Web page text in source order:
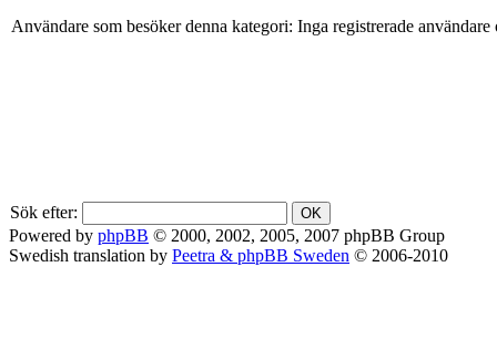
Användare som besöker denna kategori: Inga registrerade användare
Sök efter:
Powered by phpBB © 2000, 2002, 2005, 2007 phpBB Group
Swedish translation by Peetra & phpBB Sweden © 2006-2010